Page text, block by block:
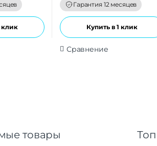
клик
Гарантия 12 месяцев
Купить в 1 клик
Сравнение
товары